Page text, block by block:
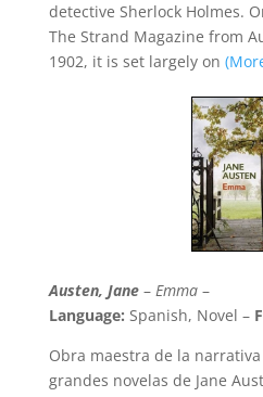
detective Sherlock Holmes.
The Strand Magazine from
1902, it is set largely on
Austen, Jane– Emma–
Language: Spanish, Novel –
Obra maestra de la
grandes novelas de Jane